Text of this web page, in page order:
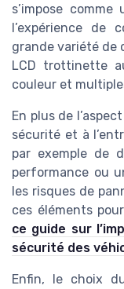
s’impose
l’expérience de
grande variété de
LCD trottinette
couleur et
En plus de
sécurité et à
par exemple de
performance ou
les risques de
ces éléments
ce guide sur
sécurité des
Enfin, le choix